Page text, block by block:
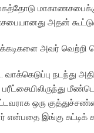
அதன்
அவர் வெற்றி
வாக்கெடுப்பு
ஒரு
இங்கு சுட்டிக்